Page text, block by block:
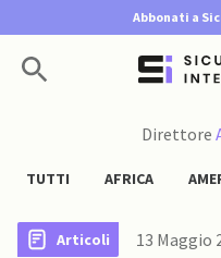
Abbonati a
Direttore
TUTTI AFRICA
Articoli 13 Maggio